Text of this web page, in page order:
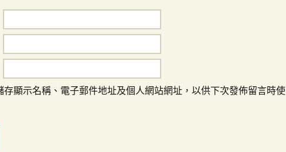
存顯示名稱、電子郵件地址及個人網站網址，以供下次發佈留言時使